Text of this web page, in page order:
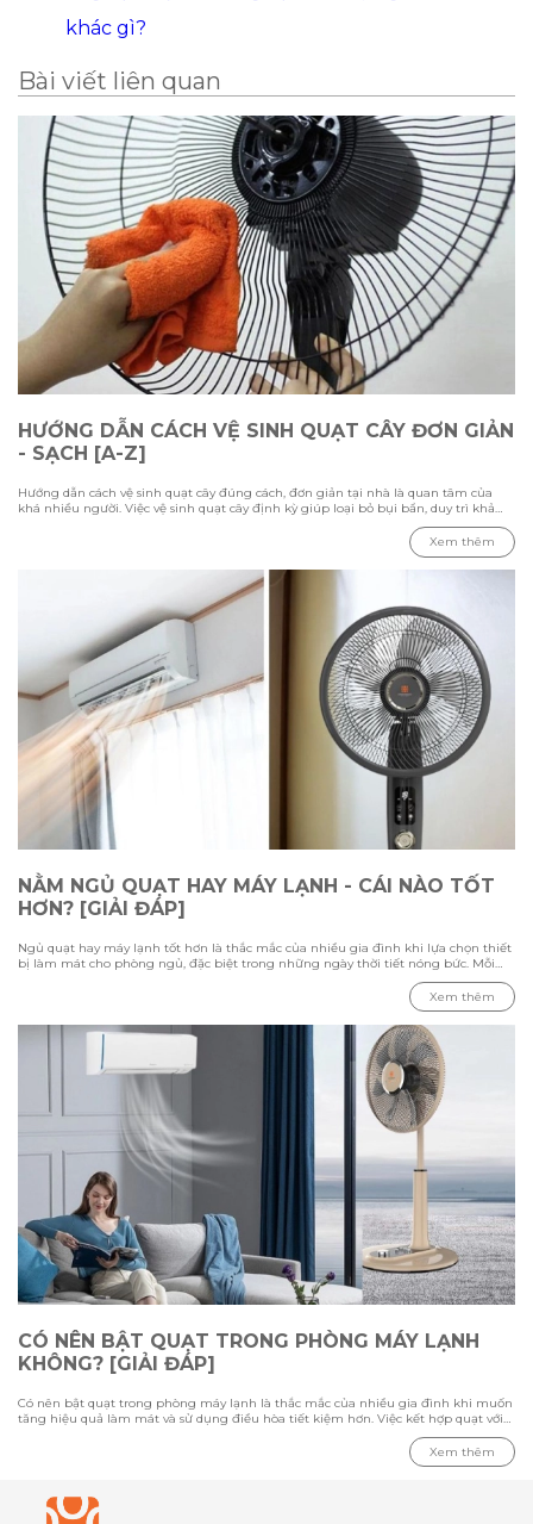
khác gì?
Bài viết liên quan
HƯỚNG DẪN CÁCH VỆ SINH QUẠT CÂY ĐƠN GIẢN
- SẠCH [A-Z]
Hướng dẫn cách vệ sinh quạt cây đúng cách, đơn giản tại nhà là quan tâm của
khá nhiều người. Việc vệ sinh quạt cây định kỳ giúp loại bỏ bụi bẩn, duy trì khả
năng làm mát và kéo dài tuổi thọ thiết bị. Trong bài viết này Hawonkoo sẽ hướng
dẫn chi tiết các bước vệ sinh từ cách tháo lắp, làm sạch từng bộ phận đến những
Xem thêm
NẰM NGỦ QUẠT HAY MÁY LẠNH - CÁI NÀO TỐT
HƠN? [GIẢI ĐÁP]
Ngủ quạt hay máy lạnh tốt hơn là thắc mắc của nhiều gia đình khi lựa chọn thiết
bị làm mát cho phòng ngủ, đặc biệt trong những ngày thời tiết nóng bức. Mỗi
phương pháp đều có ưu điểm và hạn chế riêng, phụ thuộc vào nhiệt độ môi
trường, diện tích phòng và nhu cầu sử dụng của từng người. Trong bài viết này
cùng Hawonkoo tìm hiểu sự khác biệt giữa việc ngủ bằng quạt và máy lạnh,
đánh giá ưu nhược điểm của từng thiết bị, đồng thời tham khảo cách sử dụng
phù hợp để tạo không gian nghỉ ngơi thoải mái và tiết kiệm điện.
Xem thêm
CÓ NÊN BẬT QUẠT TRONG PHÒNG MÁY LẠNH
KHÔNG? [GIẢI ĐÁP]
Có nên bật quạt trong phòng máy lạnh là thắc mắc của nhiều gia đình khi muốn
tăng hiệu quả làm mát và sử dụng điều hòa tiết kiệm hơn. Việc kết hợp quạt với
máy lạnh có thể giúp luồng khí lạnh phân bổ đều hơn, nhưng cần sử dụng đúng
cách để tránh gây cảm giác khó chịu. Trong bài viết này cùng Hawonkoo tìm hiểu
ưu nhược điểm khi bật quạt cùng điều hòa, loại quạt phù hợp cho phòng máy
Xem thêm